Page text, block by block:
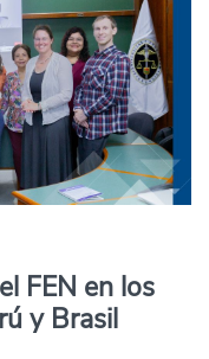
FEN en los
y Brasil